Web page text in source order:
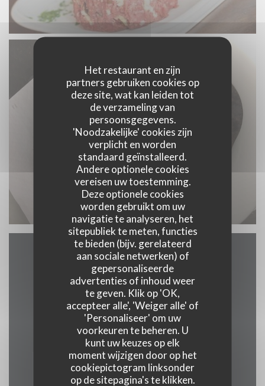
Het restaurant en zijn
partners gebruiken cookies op
deze site, wat kan leiden tot
de verzameling van
persoonsgegevens.
'Noodzakelijke' cookies zijn
verplicht en worden
standaard geïnstalleerd.
Andere optionele cookies
vereisen uw toestemming.
Deze optionele cookies
worden gebruikt om uw
navigatie te analyseren, het
sitepubliek te meten, functies
te bieden (bijv. gerelateerd
aan sociale netwerken) of
gepersonaliseerde
advertenties of inhoud weer
te geven. Klik op 'OK,
accepteer alle', 'Weiger alle' of
'Personaliseer' om uw
voorkeuren te beheren. U
kunt uw keuzes op elk
moment wijzigen door op het
cookiepictogram linksonder
op de sitepagina's te klikken.
Plattegrond en Contact
10 rue Gregoire de Tours 75006 Paris
06 22 07 21 34
Facebook ((opent in een